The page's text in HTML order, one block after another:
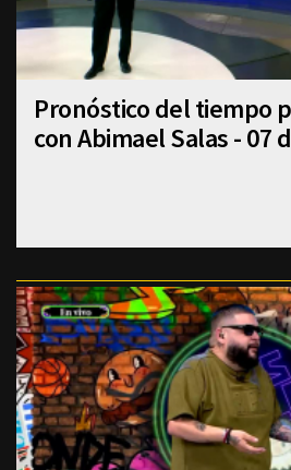
Pronóstico del tiempo
con Abimael Salas - 07